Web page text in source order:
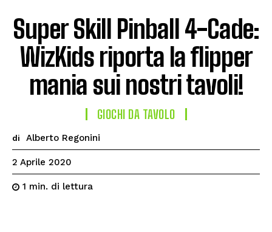
Super Skill Pinball 4-Cade:
WizKids riporta la flipper
mania sui nostri tavoli!
GIOCHI DA TAVOLO
di Alberto Regonini
2 Aprile 2020
1 min. di lettura